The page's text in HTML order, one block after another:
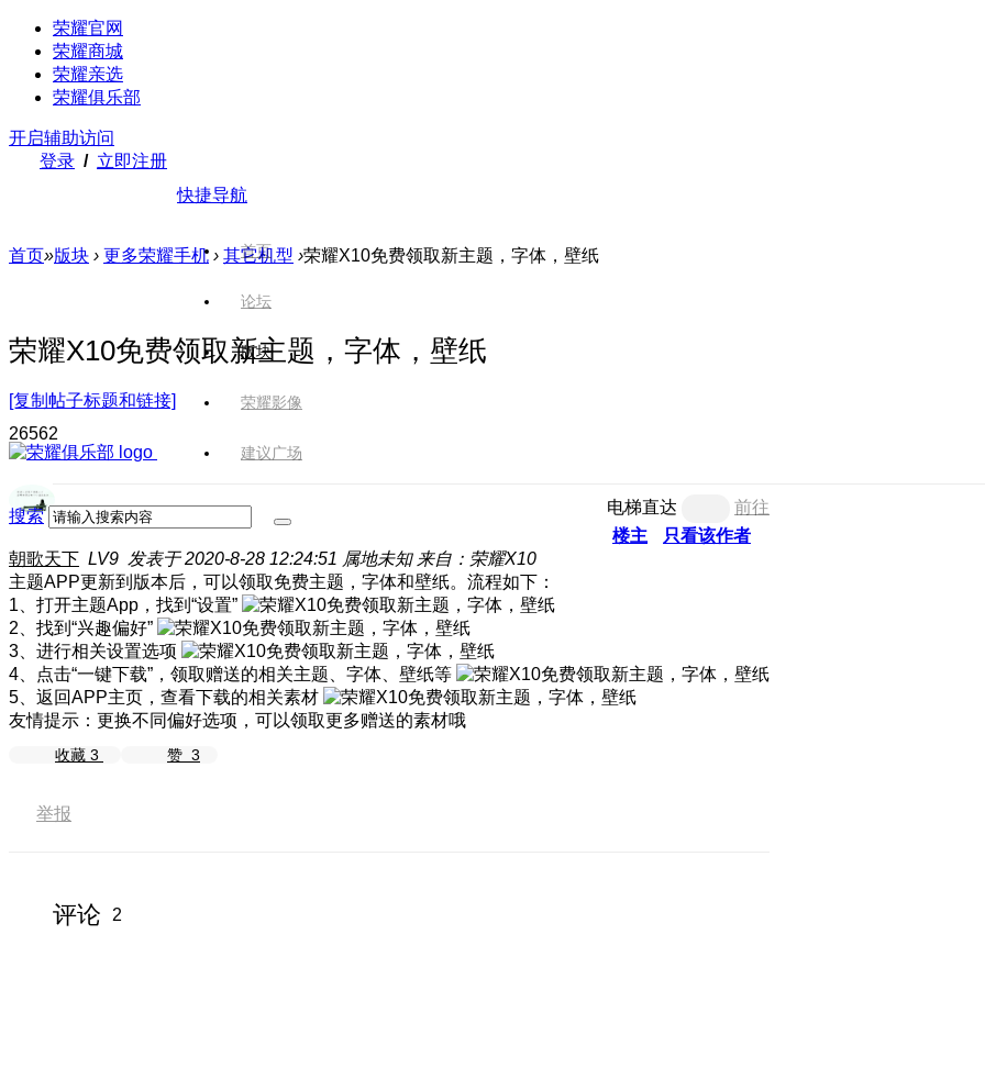
荣耀官网
荣耀商城
荣耀亲选
荣耀俱乐部
开启辅助访问
登录 / 立即注册
快捷导航
首页
论坛
版块
荣耀影像
建议广场
搜索
首页»版块 › 更多荣耀手机 › 其它机型 ›荣耀X10免费领取新主题，字体，壁纸
荣耀X10免费领取新主题，字体，壁纸
[复制帖子标题和链接]
26562
电梯直达
前往
楼主
只看该作者
朝歌天下 LV9 发表于 2020-8-28 12:24:51 属地未知 来自：荣耀X10
主题APP更新到版本后，可以领取免费主题，字体和壁纸。流程如下：
1、打开主题App，找到“设置”
2、找到“兴趣偏好”
3、进行相关设置选项
4、点击“一键下载”，领取赠送的相关主题、字体、壁纸等
5、返回APP主页，查看下载的相关素材
友情提示：更换不同偏好选项，可以领取更多赠送的素材哦
收藏 3 赞 3
举报
评论 2